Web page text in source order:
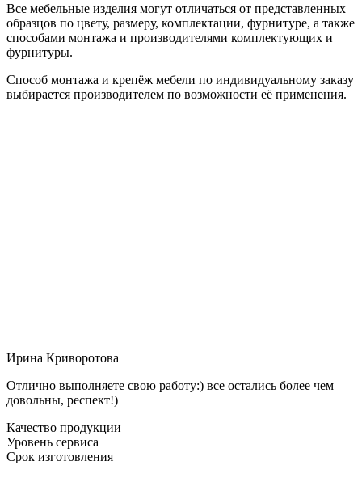
Все мебельные изделия могут отличаться от представленных
образцов по цвету, размеру, комплектации, фурнитуре, а также
способами монтажа и производителями комплектующих и
фурнитуры.
Способ монтажа и крепёж мебели по индивидуальному заказу
выбирается производителем по возможности её применения.
Ирина Криворотова
Отлично выполняете свою работу:) все остались более чем
довольны, респект!)
Качество продукции
Уровень сервиса
Срок изготовления